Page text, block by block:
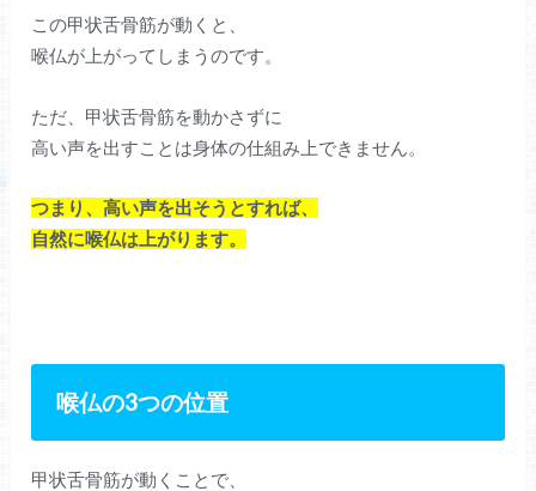
この甲状舌骨筋が動くと、
喉仏が上がってしまうのです。
ただ、甲状舌骨筋を動かさずに
高い声を出すことは身体の仕組み上できません。
つまり、高い声を出そうとすれば、
自然に喉仏は上がります。
喉仏の3つの位置
甲状舌骨筋が動くことで、